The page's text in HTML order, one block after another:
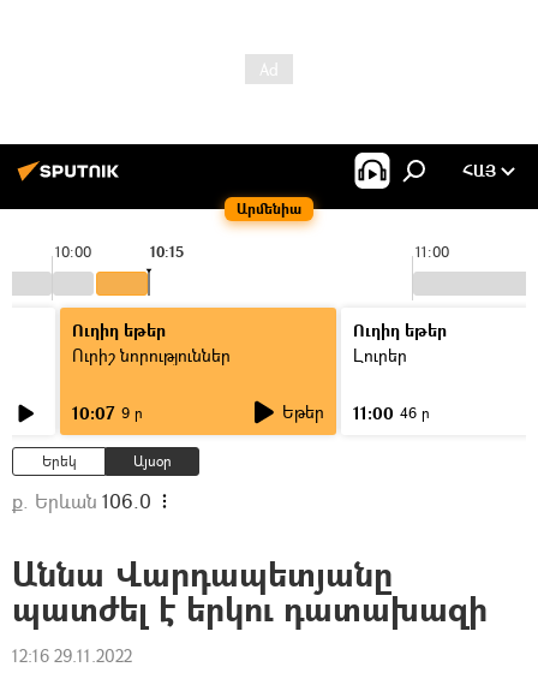
Արմենիա
ՀԱՅ
10:00 11:00
10:15
Ուղիղ եթեր
Ուրիշ նորություններ
10:07 9 ր Եթեր
Ուղիղ եթեր
Լուրեր
11:00 46 ր
Երեկ Այսօր
ք. Երևան 106.0
Աննա Վարդապետյանը
պատժել է երկու դատախազի
12:16 29.11.2022